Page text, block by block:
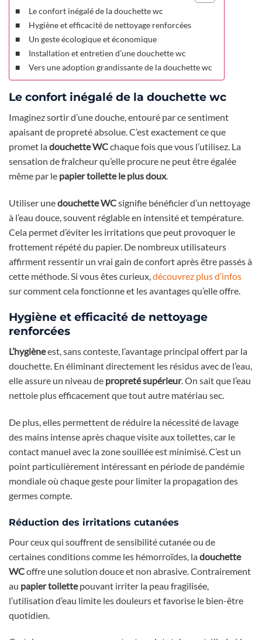
Le confort inégalé de la douchette wc
Hygiène et efficacité de nettoyage renforcées
Un geste écologique et économique
Installation et entretien d’une douchette wc
Vers une adoption grandissante de la douchette wc
Le confort inégalé de la douchette wc
Imaginez sortir d’une douche, entouré par ce sentiment
apaisant de propreté absolue. C’est exactement ce que
promet ladouchette WCchaque fois que vous l’utilisez. La
sensation de fraîcheur qu’elle procure ne peut être égalée
même par le papier toilette le plus doux.
Utiliser unedouchette WCsignifie bénéficier d’un nettoyage
à l’eau douce, souvent réglable en intensité et température.
Cela permet d’éviter les irritations que peut provoquer le
frottement répété du papier. De nombreux utilisateurs
affirment ressentir un vrai gain de confort après être passés à
cette méthode. Si vous êtes curieux, découvrez plus d’infos
sur comment cela fonctionne et les avantages qu’elle offre.
Hygiène et efficacité de nettoyage
renforcées
L’hygièneest, sans conteste, l’avantage principal offert par la
douchette. En éliminant directement les résidus avec de l’eau,
elle assure un niveau de propreté supérieur. On sait que l’eau
nettoie plus efficacement que tout autre matériau sec.
De plus, elles permettent de réduire la nécessité de lavage
des mains intense après chaque visite aux toilettes, car le
contact manuel avec la zone souillée est minimisé. C’est un
point particulièrement intéressant en période de pandémie
mondiale où chaque geste pour limiter la propagation des
germes compte.
Réduction des irritations cutanées
Pour ceux qui souffrent de sensibilité cutanée ou de
certaines conditions comme les hémorroïdes, ladouchette
WCoffre une solution douce et non abrasive. Contrairement
au papier toilettepouvant irriter la peau fragilisée,
l’utilisation d’eau limite les douleurs et favorise le bien-être
quotidien.